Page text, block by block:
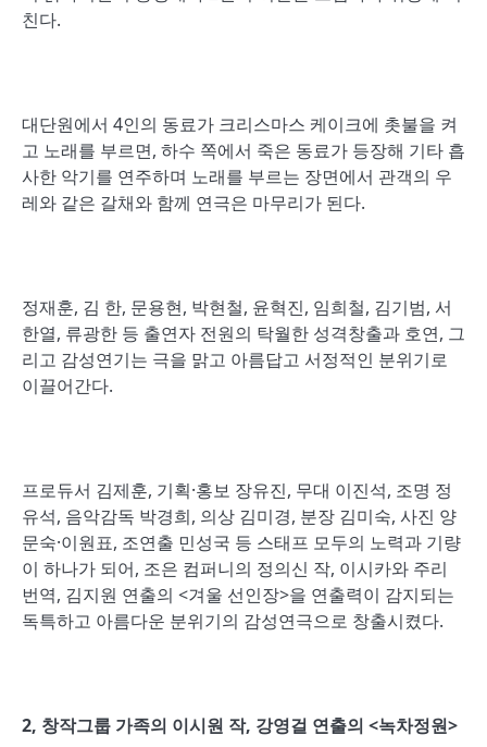
친다.
대단원에서 4인의 동료가 크리스마스 케이크에 촛불을 켜
고 노래를 부르면, 하수 쪽에서 죽은 동료가 등장해 기타 흡
사한 악기를 연주하며 노래를 부르는 장면에서 관객의 우
레와 같은 갈채와 함께 연극은 마무리가 된다.
정재훈, 김 한, 문용현, 박현철, 윤혁진, 임희철, 김기범, 서
한열, 류광한 등 출연자 전원의 탁월한 성격창출과 호연, 그
리고 감성연기는 극을 맑고 아름답고 서정적인 분위기로
이끌어간다.
프로듀서 김제훈, 기획·홍보 장유진, 무대 이진석, 조명 정
유석, 음악감독 박경희, 의상 김미경, 분장 김미숙, 사진 양
문숙·이원표, 조연출 민성국 등 스태프 모두의 노력과 기량
이 하나가 되어, 조은 컴퍼니의 정의신 작, 이시카와 주리
번역, 김지원 연출의 <겨울 선인장>을 연출력이 감지되는
독특하고 아름다운 분위기의 감성연극으로 창출시켰다.
2, 창작그룹 가족의 이시원 작, 강영걸 연출의 <녹차정원>